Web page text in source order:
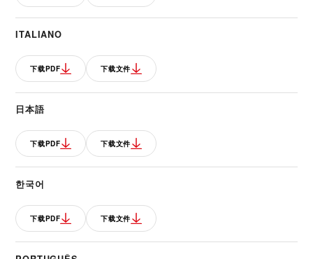
ITALIANO
下载PDF 下载文件
日本語
下载PDF 下载文件
한국어
下载PDF 下载文件